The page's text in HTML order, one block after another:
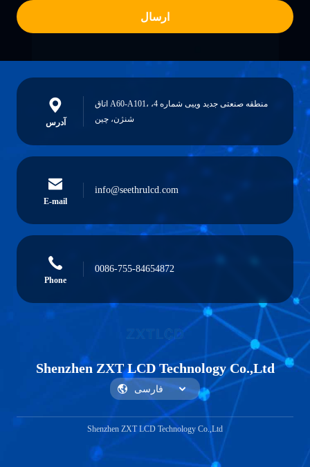
ارسال
آدرس
اتاق A60-A101، منطقه صنعتی جدید وییی شماره 4،
شنژن، چین
E-mail
info@seethrulcd.com
Phone
0086-755-84654872
Shenzhen ZXT LCD Technology Co.,Ltd
Shenzhen ZXT LCD Technology Co.,Ltd